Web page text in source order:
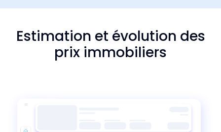
Estimation et évolution des
prix immobiliers